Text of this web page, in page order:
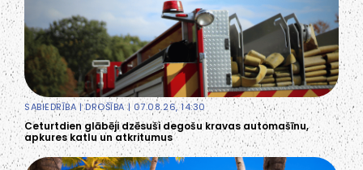
SABIEDRĪBA|DROŠĪBA| 07.08.26, 14:30
Ceturtdien glābēji dzēsuši degošu kravas automašīnu,
apkures katlu un atkritumus